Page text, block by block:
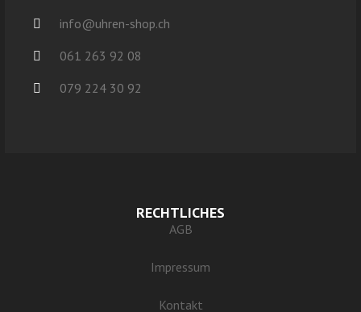
info@uhren-shop.ch
061 263 92 08
079 224 30 92
RECHTLICHES
AGB
Impressum
Kontakt